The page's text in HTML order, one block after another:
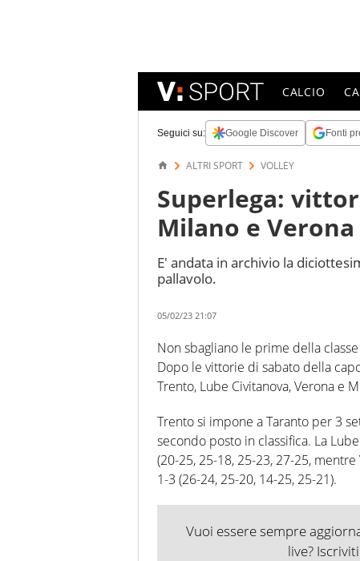
CALCIO
Seguici su: Google Discover Fonti
ALTRI SPORT VOLLEY
Superlega:
Milano e Verona
E' andata in archivio la
pallavolo.
05/02/23 21:07
Non sbagliano le prime della
Dopo le vittorie di sabato della
Trento, Lube Civitanova, Verona e
Trento si impone a Taranto per 3
secondo posto in classifica. La
(20-25, 25-18, 25-23, 27-25,
1-3 (26-24, 25-20, 14-25, 25-21).
Vuoi essere sempre
live?